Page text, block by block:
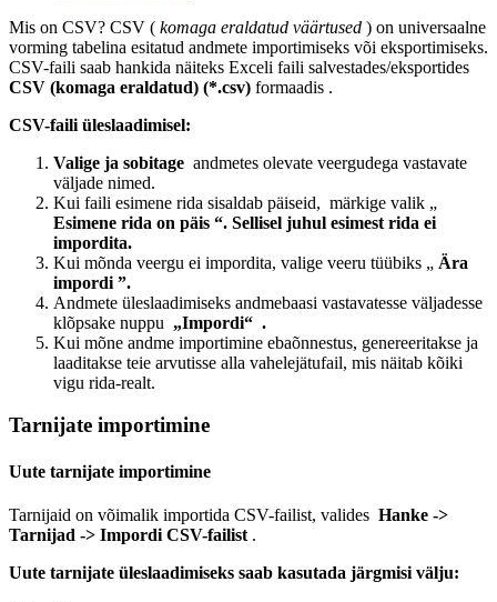
Mis on CSV? CSV ( komaga eraldatud väärtused ) on universaalne
vorming tabelina esitatud andmete importimiseks või eksportimiseks.
CSV-faili saab hankida näiteks Exceli faili salvestades/eksportides
CSV (komaga eraldatud) (*.csv) formaadis .
CSV-faili üleslaadimisel:
Valige ja sobitage andmetes olevate veergudega vastavate
väljade nimed.
Kui faili esimene rida sisaldab päiseid, märkige valik „
Esimene rida on päis “. Sellisel juhul esimest rida ei
impordita.
Kui mõnda veergu ei impordita, valige veeru tüübiks „ Ära
impordi ”.
Andmete üleslaadimiseks andmebaasi vastavatesse väljadesse
klõpsake nuppu „Impordi“ .
Kui mõne andme importimine ebaõnnestus, genereeritakse ja
laaditakse teie arvutisse alla vahelejätufail, mis näitab kõiki
vigu rida-realt.
Tarnijate importimine
Uute tarnijate importimine
Tarnijaid on võimalik importida CSV-failist, valides Hanke ->
Tarnijad -> Impordi CSV-failist .
Uute tarnijate üleslaadimiseks saab kasutada järgmisi välju: